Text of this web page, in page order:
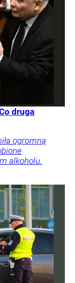
druga
ogromną
alkoholu.